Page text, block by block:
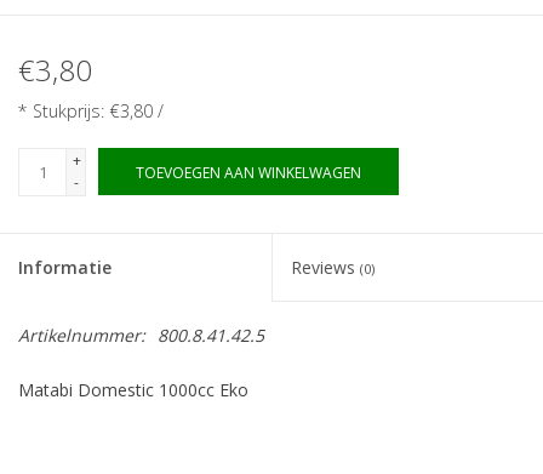
Bestuiving
Brimex kaarten
€3,80
* Stukprijs: €3,80 /
+
-
TOEVOEGEN AAN WINKELWAGEN
Informatie Reviews (0)
Artikelnummer: 800.8.41.42.5
Matabi Domestic 1000cc Eko